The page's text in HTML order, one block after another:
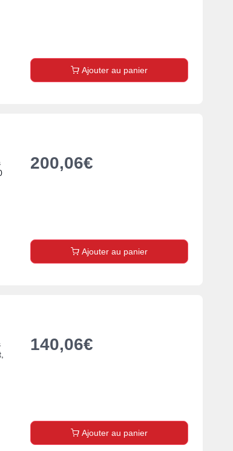
Ajouter au panier
200,06€
Ajouter au panier
140,06€
Ajouter au panier